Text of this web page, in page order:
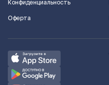
Конфиденциальность
Оферта